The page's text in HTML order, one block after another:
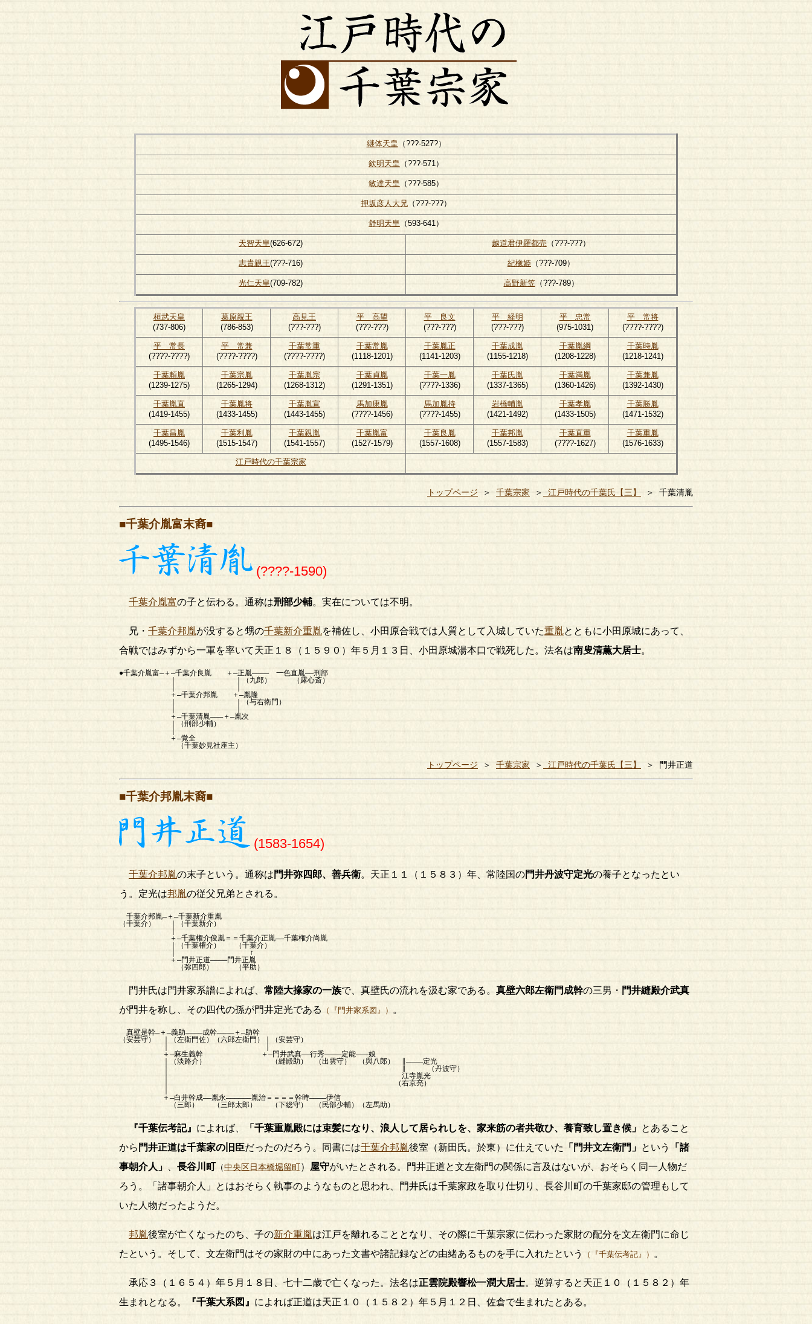
継体天皇 （???-527?）
欽明天皇 （???-571）
敏達天皇 （???-585）
押坂彦人大兄 （???-???）
舒明天皇 （593-641）
天智天皇(626-672) 越道君伊羅都売 （???-???）
志貴親王(???-716) 紀橡姫 （???-709）
光仁天皇(709-782) 高野新笠（???-789）
桓武天皇
(737-806)
葛原親王
(786-853)
高見王
(???-???)
平 高望
(???-???)
平 良文
(???-???)
平 経明
(???-???)
平 忠常
(975-1031)
平 常将
(????-????)
平 常長
(????-????)
平 常兼
(????-????)
千葉常重
(????-????)
千葉常胤
(1118-1201)
千葉胤正
(1141-1203)
千葉成胤
(1155-1218)
千葉胤綱
(1208-1228)
千葉時胤
(1218-1241)
千葉頼胤
(1239-1275)
千葉宗胤
(1265-1294)
千葉胤宗
(1268-1312)
千葉貞胤
(1291-1351)
千葉一胤
(????-1336)
千葉氏胤
(1337-1365)
千葉満胤
(1360-1426)
千葉兼胤
(1392-1430)
千葉胤直
(1419-1455)
千葉胤将
(1433-1455)
千葉胤宣
(1443-1455)
馬加康胤
(????-1456)
馬加胤持
(????-1455)
岩橋輔胤
(1421-1492)
千葉孝胤
(1433-1505)
千葉勝胤
(1471-1532)
千葉昌胤
(1495-1546)
千葉利胤
(1515-1547)
千葉親胤
(1541-1557)
千葉胤富
(1527-1579)
千葉良胤
(1557-1608)
千葉邦胤
(1557-1583)
千葉直重
(????-1627)
千葉重胤
(1576-1633)
江戸時代の千葉宗家
トップページ ＞ 千葉宗家 ＞ 江戸時代の千葉氏【三】 ＞ 千葉清胤
■千葉介胤富末裔■
(????-1590)
千葉介胤富の子と伝わる。通称は刑部少輔。実在については不明。
兄・ 千葉介邦胤が没すると甥の千葉新介重胤を補佐し、小田原合戦では人質として入城していた重胤とともに小田原城にあって、
合戦ではみずから一軍を率いて天正１８（１５９０）年５月１３日、小田原城湯本口で戦死した。法名は南叟清薫大居士。
●千葉介胤富―＋―千葉介良胤 ＋―正胤―――― 一色直胤――刑部
｜ ｜（九郎） （露心斎）
＋―千葉介邦胤 ＋―胤隆
｜ ｜（与右衛門）
＋―千葉清胤―――＋―胤次
｜（刑部少輔）
＋―覚全
（千葉妙見社座主）
トップページ ＞ 千葉宗家 ＞ 江戸時代の千葉氏【三】 ＞ 門井正道
■千葉介邦胤末裔■
(1583-1654)
千葉介邦胤の末子という。通称は 門井弥四郎、善兵衛。天正１１（１５８３）年、常陸国の門井丹波守定光の養子となったとい
う。定光は邦胤の従父兄弟とされる。
千葉介邦胤―＋―千葉新介重胤
（千葉介） ｜（千葉新介）
＋―千葉権介俊胤＝＝千葉介正胤――千葉権介尚胤
｜（千葉権介） （千葉介）
｜ ↑
＋―門井正道――――門井正胤
（弥四郎） （平助）
門井氏は門井家系譜によれば、 常陸大掾家の一族で、真壁氏の流れを汲む家である。 真壁六郎左衛門成幹の三男・ 門井縫殿介武真
が門井を称し、その四代の孫が門井定光である
（『門井家系図』） 。
真壁是幹―＋―義助――――成幹――――＋―助幹
（安芸守） ｜（左衛門佐）（六郎左衛門）｜（安芸守）
＋―麻生義幹 ＋―門井武真――行秀――――定能―――娘
｜（淡路介） （縫殿助） （出雲守） （與八郎） ∥――――定光
｜ ∥ （丹波守）
｜ 江寺胤光
｜ （右京亮）
＋―白井幹成――胤永――――――胤治＝＝＝＝幹時――――伊信
（三郎） （三郎太郎） （下総守） （民部少輔）（左馬助）
『千葉伝考記』 によれば、 「 千葉重胤殿には束髪になり、浪人して居られしを、家来筋の者共敬ひ、養育致し置き候」 とあること
から 門井正道は千葉家の旧臣だったのだろう。同書には千葉介邦胤後室（新田氏。於東）に仕えていた 「門井文左衛門」 という
「諸
事朝介人」
長谷川町 （中央区日本橋堀留町） 屋守がいたとされる。門井正道と文左衛門の関係に言及はないが、おそらく同一人物だ
ろう。「諸事朝介人」とはおそらく執事のようなものと思われ、門井氏は千葉家政を取り仕切り、長谷川町の千葉家邸の管理もして
いた人物だったようだ。
邦胤後室が亡くなったのち、子の新介重胤は江戸を離れることとなり、その際に千葉宗家に伝わった家財の配分を文左衛門に命じ
たという。そして、文左衛門はその家財の中にあった文書や諸記録などの由緒あるものを手に入れたという
（『千葉伝考記』） 。
承応３（１６５４）年５月１８日、七十二歳で亡くなった。法名は正雲院殿響松一潤大居士。逆算すると天正１０（１５８２）年
生まれとなる。
『千葉大系図』 によれば正道は天正１０（１５８２）年５月１２日、佐倉で生まれたとある。